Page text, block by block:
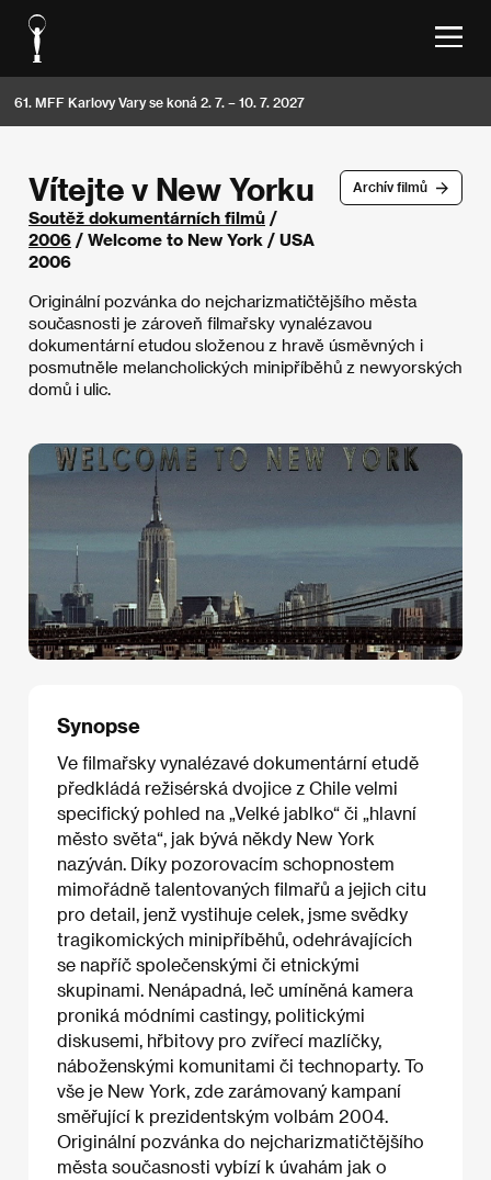
61. MFF Karlovy Vary se koná 2. 7. – 10. 7. 2027
Archív filmů
Vítejte v New Yorku
Soutěž dokumentárních filmů /
2006 / Welcome to New York / USA
2006
Originální pozvánka do nejcharizmatičtějšího města
současnosti je zároveň filmařsky vynalézavou
dokumentární etudou složenou z hravě úsměvných i
posmutněle melancholických minipříběhů z newyorských
domů i ulic.
Synopse
Ve filmařsky vynalézavé dokumentární etudě
předkládá režisérská dvojice z Chile velmi
specifický pohled na „Velké jablko“ či „hlavní
město světa“, jak bývá někdy New York
nazýván. Díky pozorovacím schopnostem
mimořádně talentovaných filmařů a jejich citu
pro detail, jenž vystihuje celek, jsme svědky
tragikomických minipříběhů, odehrávajících
se napříč společenskými či etnickými
skupinami. Nenápadná, leč umíněná kamera
proniká módními castingy, politickými
diskusemi, hřbitovy pro zvířecí mazlíčky,
náboženskými komunitami či technoparty. To
vše je New York, zde zarámovaný kampaní
směřující k prezidentským volbám 2004.
Originální pozvánka do nejcharizmatičtějšího
města současnosti vybízí k úvahám jak o